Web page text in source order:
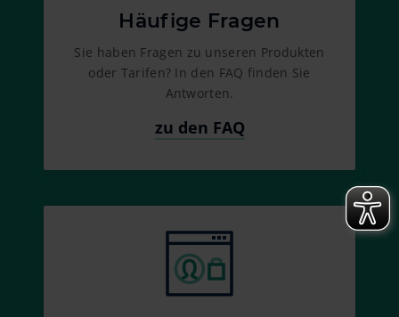
Häufige Fragen
Sie haben Fragen zu unseren Produkten
oder Tarifen? In den FAQ finden Sie
Antworten.
zu den FAQ